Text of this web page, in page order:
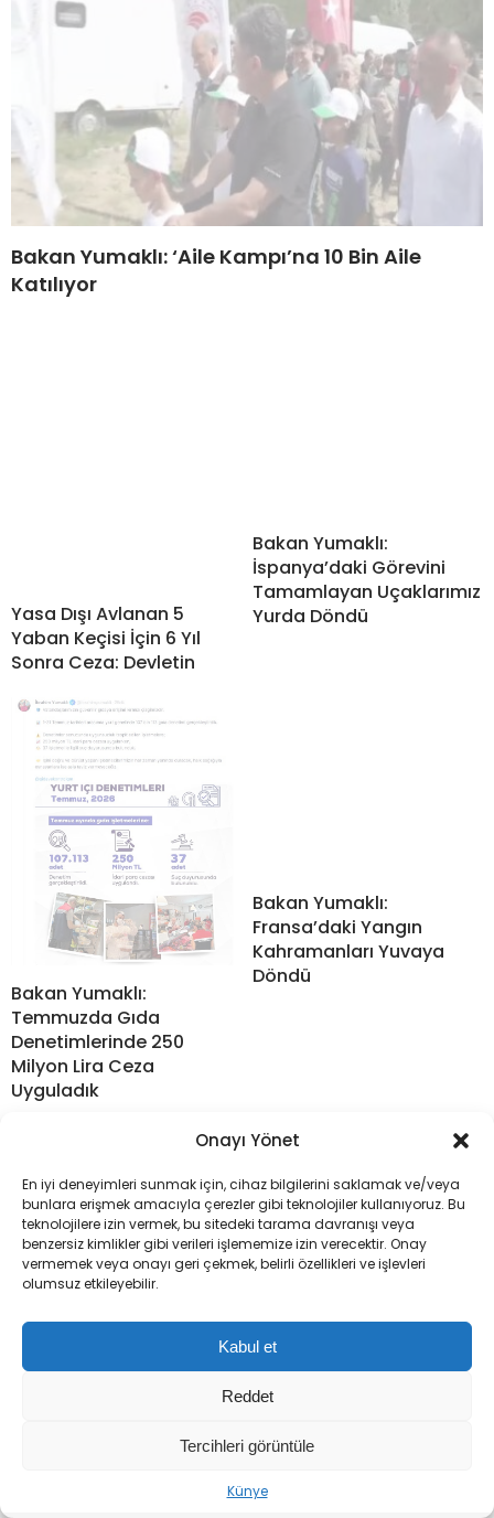
Onayı Yönet
En iyi deneyimleri sunmak için, cihaz bilgilerini saklamak ve/veya
bunlara erişmek amacıyla çerezler gibi teknolojiler kullanıyoruz. Bu
teknolojilere izin vermek, bu sitedeki tarama davranışı veya
benzersiz kimlikler gibi verileri işlememize izin verecektir. Onay
vermemek veya onayı geri çekmek, belirli özellikleri ve işlevleri
olumsuz etkileyebilir.
Kabul et
Reddet
Tercihleri görüntüle
Künye
Bakan Yumaklı: ‘Aile Kampı’na 10 Bin Aile
Katılıyor
Yasa Dışı Avlanan 5
Yaban Keçisi İçin 6 Yıl
Sonra Ceza: Devletin
Bakan Yumaklı:
İspanya’daki Görevini
Tamamlayan Uçaklarımız
Yurda Döndü
Bakan Yumaklı:
Temmuzda Gıda
Denetimlerinde 250
Milyon Lira Ceza
Uyguladık
Bakan Yumaklı:
Fransa’daki Yangın
Kahramanları Yuvaya
Döndü